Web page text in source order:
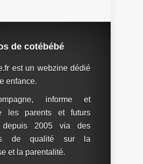
de cotébébé
est un webzine dédié
enfance.
informe et
les parents et futurs
depuis 2005 via des
de qualité sur la
et la parentalité.